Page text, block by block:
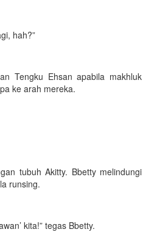
hah?”
Tengku Ehsan apabila makhluk
ke arah mereka.
tubuh Akitty. Bbetty melindungi
runsing.
kita!” tegas Bbetty.